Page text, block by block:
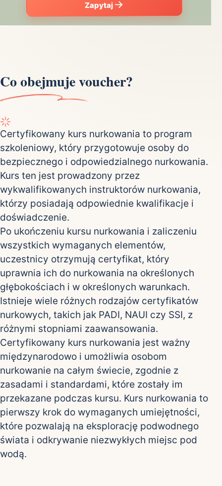
Zapytaj
Co obejmuje voucher?
Certyfikowany kurs nurkowania to program
szkoleniowy, który przygotowuje osoby do
bezpiecznego i odpowiedzialnego nurkowania.
Kurs ten jest prowadzony przez
wykwalifikowanych instruktorów nurkowania,
którzy posiadają odpowiednie kwalifikacje i
doświadczenie.
Po ukończeniu kursu nurkowania i zaliczeniu
wszystkich wymaganych elementów,
uczestnicy otrzymują certyfikat, który
uprawnia ich do nurkowania na określonych
głębokościach i w określonych warunkach.
Istnieje wiele różnych rodzajów certyfikatów
nurkowych, takich jak PADI, NAUI czy SSI, z
różnymi stopniami zaawansowania.
Certyfikowany kurs nurkowania jest ważny
międzynarodowo i umożliwia osobom
nurkowanie na całym świecie, zgodnie z
zasadami i standardami, które zostały im
przekazane podczas kursu. Kurs nurkowania to
pierwszy krok do wymaganych umiejętności,
które pozwalają na eksplorację podwodnego
świata i odkrywanie niezwykłych miejsc pod
wodą.